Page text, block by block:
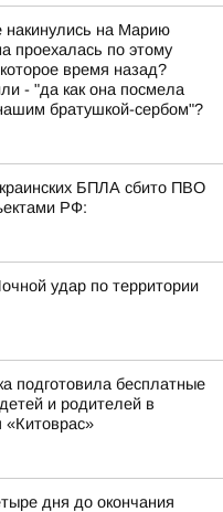
накинулись на Марию
проехалась по этому
время назад?
- "да как она посмела
братушкой-сербом"?
БПЛА сбито ПВО
РФ:
удар по территории
подготовила бесплатные
и родителей в
«Китоврас»
дня до окончания